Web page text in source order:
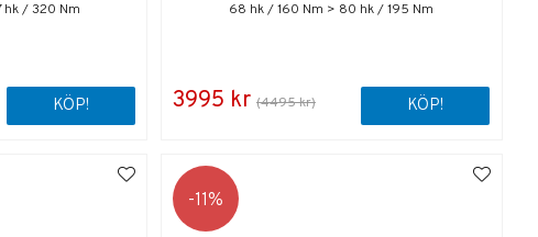
hk / 320 Nm
KÖP!
68 hk / 160 Nm > 80 hk / 195 Nm
3995 kr (4495 kr) KÖP!
11